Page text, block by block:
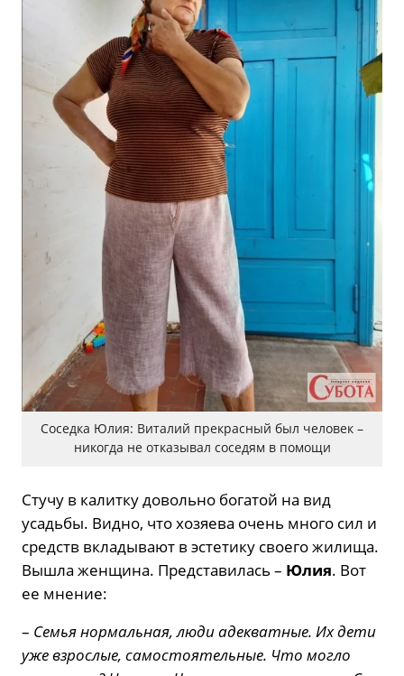
Соседка Юлия: Виталий прекрасный был человек –
никогда не отказывал соседям в помощи
Стучу в калитку довольно богатой на вид
усадьбы. Видно, что хозяева очень много сил и
средств вкладывают в эстетику своего жилища.
Вышла женщина. Представилась – Юлия. Вот
ее мнение:
– Семья нормальная, люди адекватные. Их дети
уже взрослые, самостоятельные. Что могло